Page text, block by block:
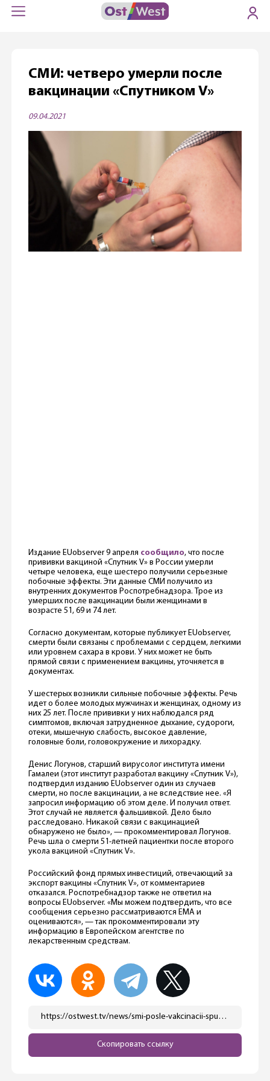
СМИ: четверо умерли после
вакцинации «Спутником V»
09.04.2021
Издание EUobserver 9 апреля сообщило, что после
прививки вакциной «Спутник V» в России умерли
четыре человека, еще шестеро получили серьезные
побочные эффекты. Эти данные СМИ получило из
внутренних документов Роспотребнадзора. Трое из
умерших после вакцинации были женщинами в
возрасте 51, 69 и 74 лет.
Согласно документам, которые публикует EUobserver,
смерти были связаны с проблемами с сердцем, легкими
или уровнем сахара в крови. У них может не быть
прямой связи с применением вакцины, уточняется в
документах.
У шестерых возникли сильные побочные эффекты. Речь
идет о более молодых мужчинах и женщинах, одному из
них 25 лет. После прививки у них наблюдался ряд
симптомов, включая затрудненное дыхание, судороги,
отеки, мышечную слабость, высокое давление,
головные боли, головокружение и лихорадку.
Денис Логунов, старший вирусолог института имени
Гамалеи (этот институт разработал вакцину «Спутник V»),
подтвердил изданию EUobserver один из случаев
смерти, но после вакцинации, а не вследствие нее. «Я
запросил информацию об этом деле. И получил ответ.
Этот случай не является фальшивкой. Дело было
расследовано. Никакой связи с вакцинацией
обнаружено не было», — прокомментировал Логунов.
Речь шла о смерти 51-летней пациентки после второго
укола вакциной «Спутник V».
Российский фонд прямых инвестиций, отвечающий за
экспорт вакцины «Спутник V», от комментариев
отказался. Роспотребнадзор также не ответил на
вопросы EUobserver. «Мы можем подтвердить, что все
сообщения серьезно рассматриваются ЕМА и
оцениваются», — так прокомментировали эту
информацию в Европейском агентстве по
лекарственным средствам.
https://ostwest.tv/news/smi-posle-vakcinacii-sputnikom-v-umerli-4-cheloveka/
Скопировать ссылку